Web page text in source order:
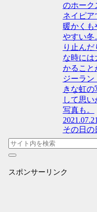
のホーク
ネイピア
暖かくも
やすい冬
り止ん
な時には
かること
ジーラン
きな虹の
して思
写真も。
2021.07.21
その日の
スポンサーリンク